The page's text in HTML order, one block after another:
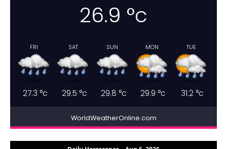
26.9 °c
FRI
27.3 °c
SAT
29.5 °c
SUN
29.8 °c
MON
29.9 °c
TUE
31.2 °c
WorldWeatherOnline.com